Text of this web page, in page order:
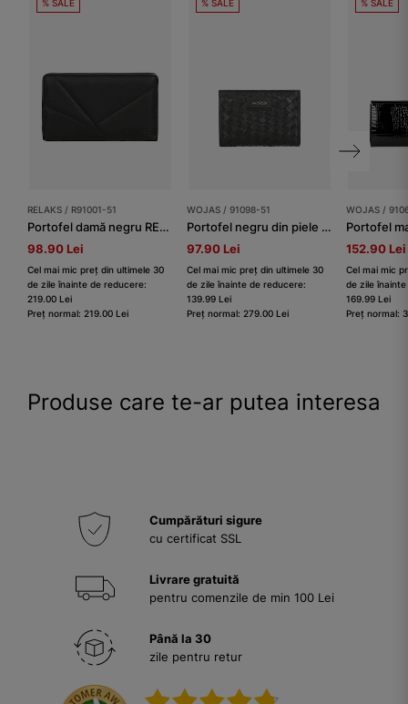
% SALE
RELAKS / R91001-51
Portofel damă negru RELAKS
98.90 Lei
Cel mai mic preț din ultimele 30
de zile înainte de reducere:
219.00 Lei
Preț normal: 219.00 Lei
% SALE
WOJAS / 91098-51
Portofel negru din piele împletită granulată damă
97.90 Lei
Cel mai mic preț din ultimele 30
de zile înainte de reducere:
139.99 Lei
Preț normal: 279.00 Lei
% SALE
WOJAS /
152.90 Lei
Cel mai mic
de zile
169.99 Lei
Preț normal:
Produse care te-ar putea interesa
Cumpărături sigure
cu certificat SSL
Livrare gratuită
pentru comenzile de min 100 Lei
Până la 30
zile pentru retur